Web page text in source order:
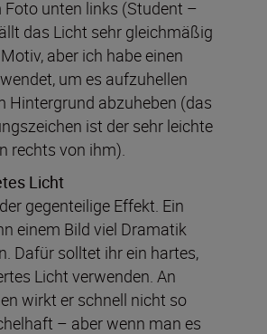
Foto unten links (Student –
das Licht sehr gleichmäßig
aber ich habe einen
um es aufzuhellen
Hintergrund abzuheben (das
ist der sehr leichte
rechts von ihm).
Licht
gegenteilige Effekt. Ein
einem Bild viel Dramatik
Dafür solltet ihr ein hartes,
Licht verwenden. An
wirkt er schnell nicht so
– aber wenn man es